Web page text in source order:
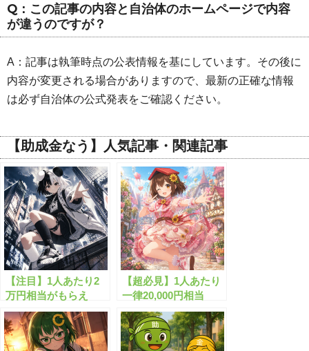
Q：この記事の内容と自治体のホームページで内容
が違うのですが？
A：記事は執筆時点の公表情報を基にしています。その後に
内容が変更される場合がありますので、最新の正確な情報
は必ず自治体の公式発表をご確認ください。
【助成金なう】人気記事・関連記事
【注目】1人あたり2
万円相当がもらえ
る”生活支援金”と
は？
【超必見】1人あたり
一律20,000円相当
の”生活安定給付
金”がもらえます！